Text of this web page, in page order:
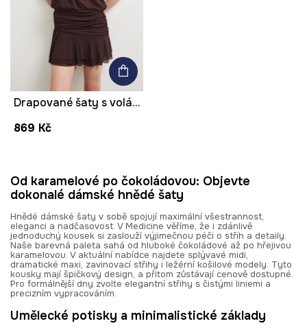
Drapované šaty s volánkem
869 Kč
Od karamelové po čokoládovou: Objevte
dokonalé dámské hnědé šaty
Hnědé dámské šaty v sobě spojují maximální všestrannost,
eleganci a nadčasovost. V Medicine věříme, že i zdánlivě
jednoduchý kousek si zaslouží výjimečnou péči o střih a detaily.
Naše barevná paleta sahá od hluboké čokoládové až po hřejivou
karamelovou. V aktuální nabídce najdete splývavé midi,
dramatické maxi, zavinovací střihy i ležérní košilové modely. Tyto
kousky mají špičkový design, a přitom zůstávají cenově dostupné.
Pro formálnější dny zvolte elegantní střihy s čistými liniemi a
precizním vypracováním.
Umělecké potisky a minimalistické základy